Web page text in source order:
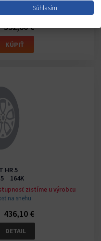
3-5 dní
na snehu
352,60 €
KÚPIŤ
HR 5
164K
zistíme u výrobcu
na snehu
436,10 €
DETAIL
Súhlasím